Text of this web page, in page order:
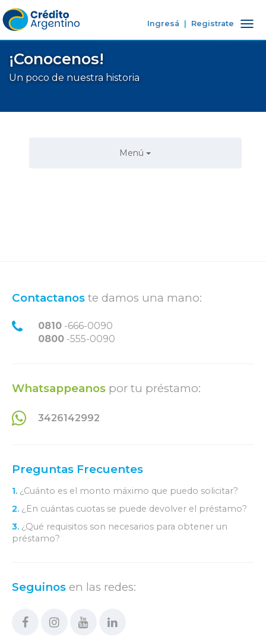
Ingresá Registrate
¡Conocenos!
Un poco de nuestra historia
Menú
Contactanos te damos una mano:
0810 -666-0090
0800 -555-0090
Whatsappeanos por tu préstamo:
3426142992
Preguntas Frecuentes
1. ¿Cuánto es el monto máximo que puedo solicitar?
2. ¿En cuántas cuotas se puede devolver el préstamo?
3. ¿Qué requisitos son necesarios para obtener un
préstamo?
Seguinos en las redes: